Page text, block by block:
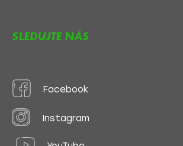
SLEDUJTE NÁS
Facebook
Instagram